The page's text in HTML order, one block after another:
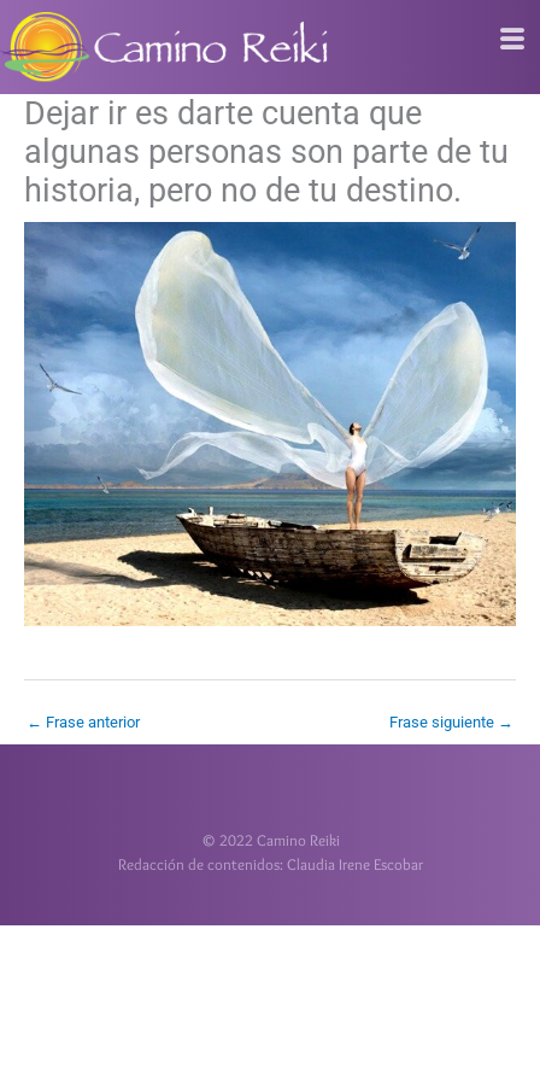
al
contenido
Dejar ir es darte cuenta que
algunas personas son parte de tu
historia, pero no de tu destino.
← Frase anterior Frase siguiente →
© 2022 Camino Reiki
Redacción de contenidos: Claudia Irene Escobar